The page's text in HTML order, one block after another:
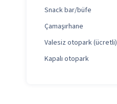
Snack bar/büfe
Çamaşırhane
Valesiz otopark (ücretli)
Kapalı otopark